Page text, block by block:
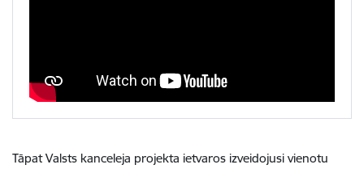
Tāpat Valsts kanceleja projekta ietvaros izveidojusi vienotu